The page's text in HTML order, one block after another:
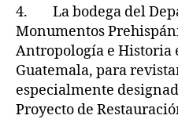
4. La bodega del
Monumentos
Antropología e Historia
Guatemala, para
especialmente
Proyecto de